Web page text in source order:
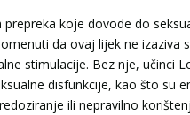
koje dovode do
da ovaj lijek ne izaziva
stimulacije. Bez nje, učinci
disfunkcije, kao što su
ili nepravilno